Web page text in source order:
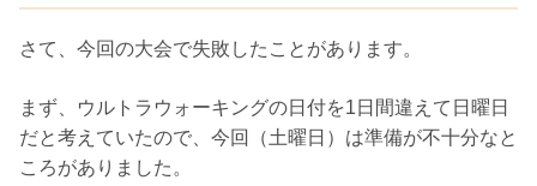
さて、今回の大会で失敗したことがあります。
まず、ウルトラウォーキングの日付を1日間違えて日曜日
だと考えていたので、今回（土曜日）は準備が不十分なと
ころがありました。